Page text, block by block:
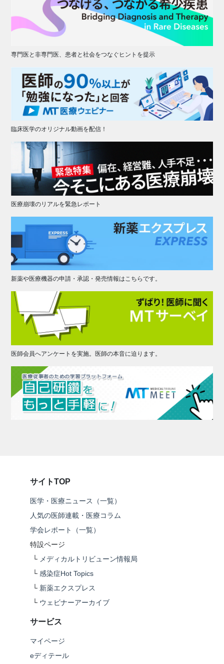
専門医と非専門医、患者と社会をつなぐヒントを提示
臨床医学のオリジナル動画を配信！
医療崩壊のリアルを緊急レポート
新薬や医療機器の申請・承認・発売情報はこちらです。
医師会員へアンケートを実施。医師の本音に迫ります。
サイトTOP
医学・医療ニュース（一覧）
人気の医師連載・医療コラム
学会レポート（一覧）
特設ページ
└ メディカルトリビューン情報局
└ 感染症Hot Topics
└ 新薬エクスプレス
└ ウェビナーアーカイブ
サービス
マイページ
eディテール